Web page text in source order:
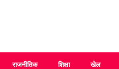
राजनीतिक शिक्षा खेल